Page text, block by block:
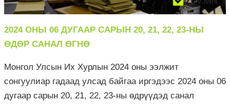
2024 ОНЫ 06 ДУГААР САРЫН 20, 21, 22, 23-НЫ
ӨДӨР САНАЛ ӨГНӨ
Монгол Улсын Их Хурлын 2024 оны ээлжит
сонгуулиар гадаад улсад байгаа иргэдээс 2024 оны 06
дугаар сарын 20, 21, 22, 23-ны өдрүүдэд санал